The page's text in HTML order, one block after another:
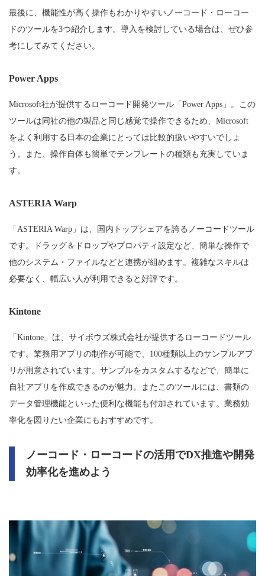
最後に、機能性が高く操作もわかりやすいノーコード・ローコー
ドのツールを3つ紹介します。導入を検討している場合は、ぜひ参
考にしてみてください。
Power Apps
Microsoft社が提供するローコード開発ツール「Power Apps」。この
ツールは同社の他の製品と同じ感覚で操作できるため、Microsoft
をよく利用する日本の企業にとっては比較的扱いやすいでしょ
う。また、操作自体も簡単でテンプレートの種類も充実していま
す。
ASTERIA Warp
「ASTERIA Warp」は、国内トップシェアを誇るノーコードツール
です。ドラッグ＆ドロップやプロパティ設定など、簡単な操作で
他のシステム・ファイルなどと連携が組めます。複雑なスキルは
必要なく、幅広い人が利用できると好評です。
Kintone
「Kintone」は、サイボウズ株式会社が提供するローコードツール
です。業務用アプリの制作が可能で、100種類以上のサンプルアプ
リが用意されています。サンプルをカスタムするなどで、簡単に
自社アプリを作成できるのが魅力。またこのツールには、書類の
データ管理機能といった便利な機能も付加されています。業務効
率化を図りたい企業にもおすすめです。
ノーコード・ローコードの活用でDX推進や開発
効率化を進めよう